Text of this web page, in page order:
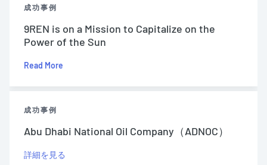
成功事例
9REN is on a Mission to Capitalize on the
Power of the Sun
Read More
成功事例
Abu Dhabi National Oil Company（ADNOC）
詳細を見る